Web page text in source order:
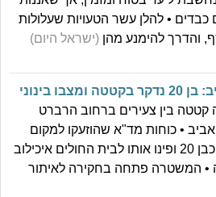
כבדים • להלן עשר הטעויות שעלולות
והדרך להימנע מהן (ישראל היום)
בינוני
בין צעירים ברחוב הרברט
• כוחות מד"א שהוזעקו למקום
העניקו טיפול רפואי לצעיר כבן 20 ופינו אותו לבית החולים איכילוב
• המשטרה פתחה בחקירה לאיתור